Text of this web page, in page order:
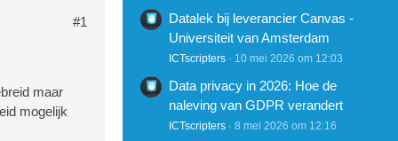
#1
maar
mogelijk
Datalek bij leverancier Canvas -
Universiteit van Amsterdam
ICTscripters 10 mei 2026 om 12:03
Data privacy in 2026: Hoe de
naleving van GDPR verandert
ICTscripters 8 mei 2026 om 12:16